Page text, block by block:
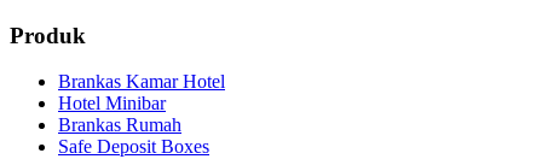
Produk
Brankas Kamar Hotel
Hotel Minibar
Brankas Rumah
Safe Deposit Boxes